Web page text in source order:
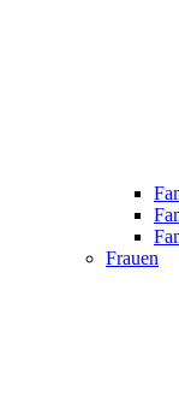
Frauen